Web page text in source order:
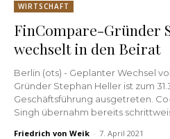
WIRTSCHAFT
FinCompare-Gründer
wechselt in den Beirat
Berlin (ots) - Geplanter Wechsel
Gründer Stephan Heller ist zum
Geschäftsführung ausgetreten.
Singh übernahm bereits
Friedrich von Weik - 7. April 2021